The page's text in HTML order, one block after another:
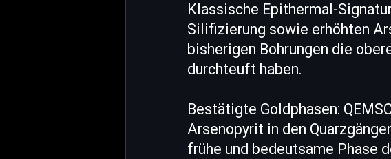
Klassische Epithermal-
Silifizierung sowie erhöhten
bisherigen Bohrungen die
durchteuft haben.
Bestätigte Goldphasen:
Arsenopyrit in den
frühe und bedeutsame Phase